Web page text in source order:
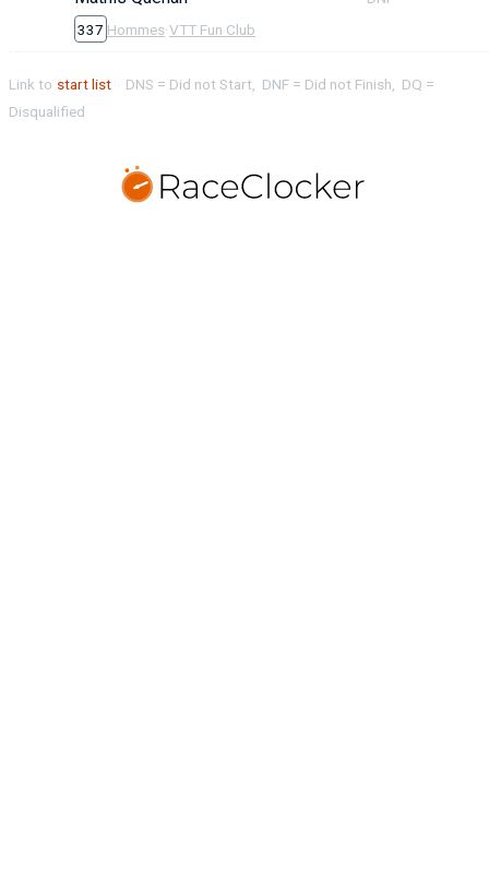
337 Hommes·VTT Fun Club
Link to start list
DNS = Did not Start, DNF = Did not Finish, DQ =
Disqualified